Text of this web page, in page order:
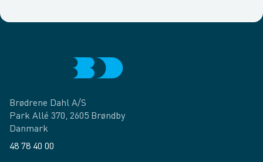
Brødrene Dahl A/S
Park Allé 370, 2605 Brøndby
Danmark
48 78 40 00